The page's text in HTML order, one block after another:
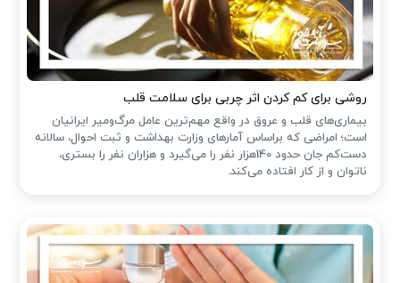
روشی برای کم کردن اثر چربی برای سلامت قلب
بیماری‌های قلب و عروق در واقع مهم‌ترین عامل مرگ‌ومیر ایرانیان
است؛ امراضی که براساس آمارهای وزارت بهداشت و ثبت احوال، سالانه
دست‌کم جان حدود 140هزار نفر را می‌گیرد و هزاران نفر را بستری،
ناتوان و از کار افتاده می‌کند.